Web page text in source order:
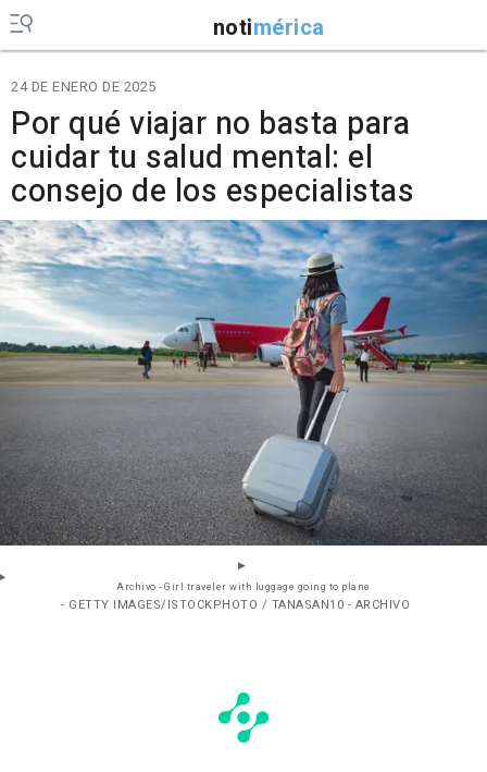
notimérica
24 DE ENERO DE 2025
Por qué viajar no basta para
cuidar tu salud mental: el
consejo de los especialistas
Archivo - Girl traveler with luggage going to plane
- GETTY IMAGES/ISTOCKPHOTO / TANASAN10 - ARCHIVO